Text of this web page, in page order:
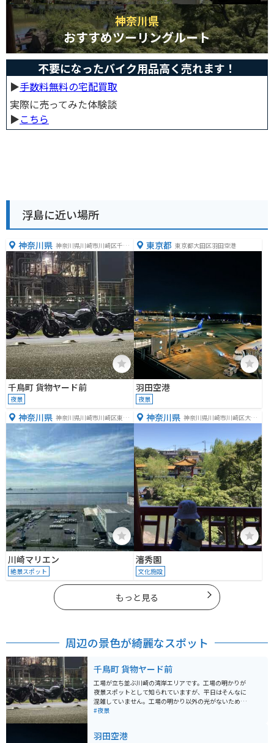
神奈川県
おすすめツーリングルート
不要になったバイク用品高く売れます！
▶︎手数料無料の宅配買取
実際に売ってみた体験談
▶︎こちら
浮島に近い場所
神奈川県 神奈川県川崎市川崎区千鳥
町１４−１４
千鳥町 貨物ヤード前
夜景
東京都 東京都大田区羽田空港
羽田空港
夜景
神奈川県 神奈川県川崎市川崎区東扇
川崎マリエン
絶景スポット
神奈川県 神奈川県川崎市川崎区大師
瀋秀園
文化施設
もっと見る
周辺の景色が綺麗なスポット
千鳥町 貨物ヤード前
工場が立ち並ぶ川崎の湾岸エリアです。工場の明かりが
夜景スポットとして知られていますが、平日はそんなに
混雑していません。工場の明かり以外の光がないため、
あまり明るい場所ではありません。駐車場等はありませ
#夜景
羽田空港